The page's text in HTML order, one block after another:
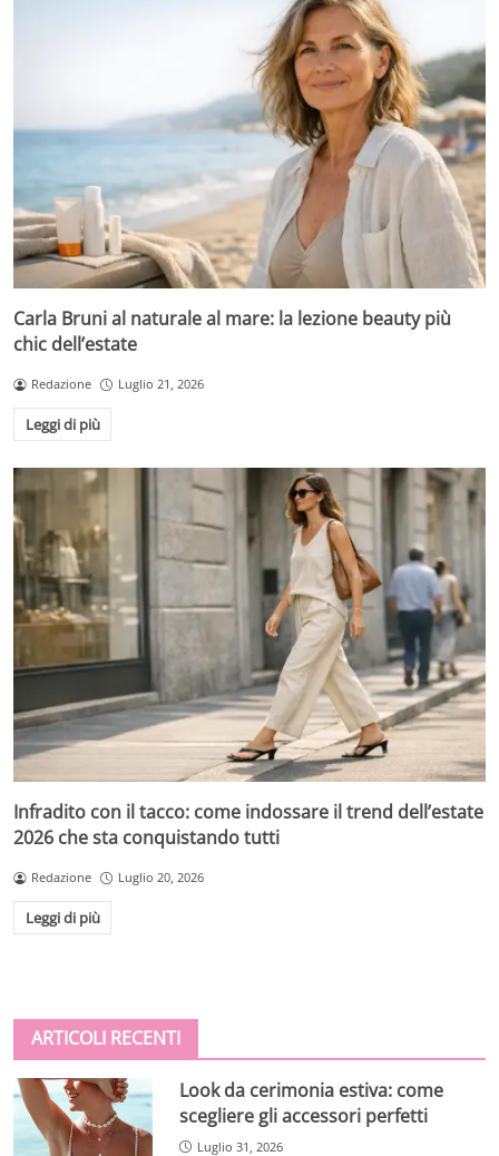
Carla Bruni al naturale al mare: la lezione beauty più
chic dell’estate
Redazione Luglio 21, 2026
Leggi di più
Infradito con il tacco: come indossare il trend dell’estate
2026 che sta conquistando tutti
Redazione Luglio 20, 2026
Leggi di più
ARTICOLI RECENTI
Look da cerimonia estiva: come
scegliere gli accessori perfetti
Luglio 31, 2026